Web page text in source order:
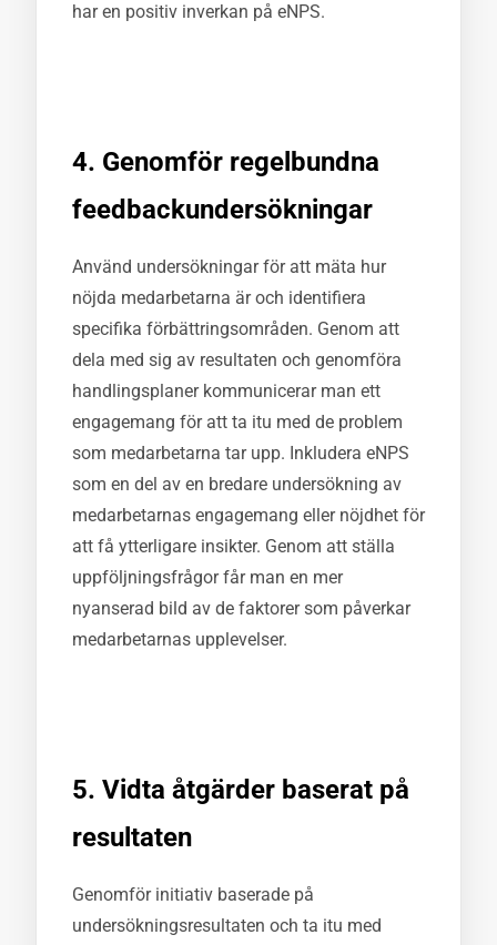
har en positiv inverkan på eNPS.
4. Genomför regelbundna
feedbackundersökningar
Använd undersökningar för att mäta hur
nöjda medarbetarna är och identifiera
specifika förbättringsområden. Genom att
dela med sig av resultaten och genomföra
handlingsplaner kommunicerar man ett
engagemang för att ta itu med de problem
som medarbetarna tar upp. Inkludera eNPS
som en del av en bredare undersökning av
medarbetarnas engagemang eller nöjdhet för
att få ytterligare insikter. Genom att ställa
uppföljningsfrågor får man en mer
nyanserad bild av de faktorer som påverkar
medarbetarnas upplevelser.
5. Vidta åtgärder baserat på
resultaten
Genomför initiativ baserade på
undersökningsresultaten och ta itu med